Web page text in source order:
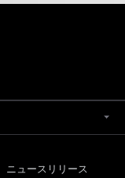
ニュースリリース